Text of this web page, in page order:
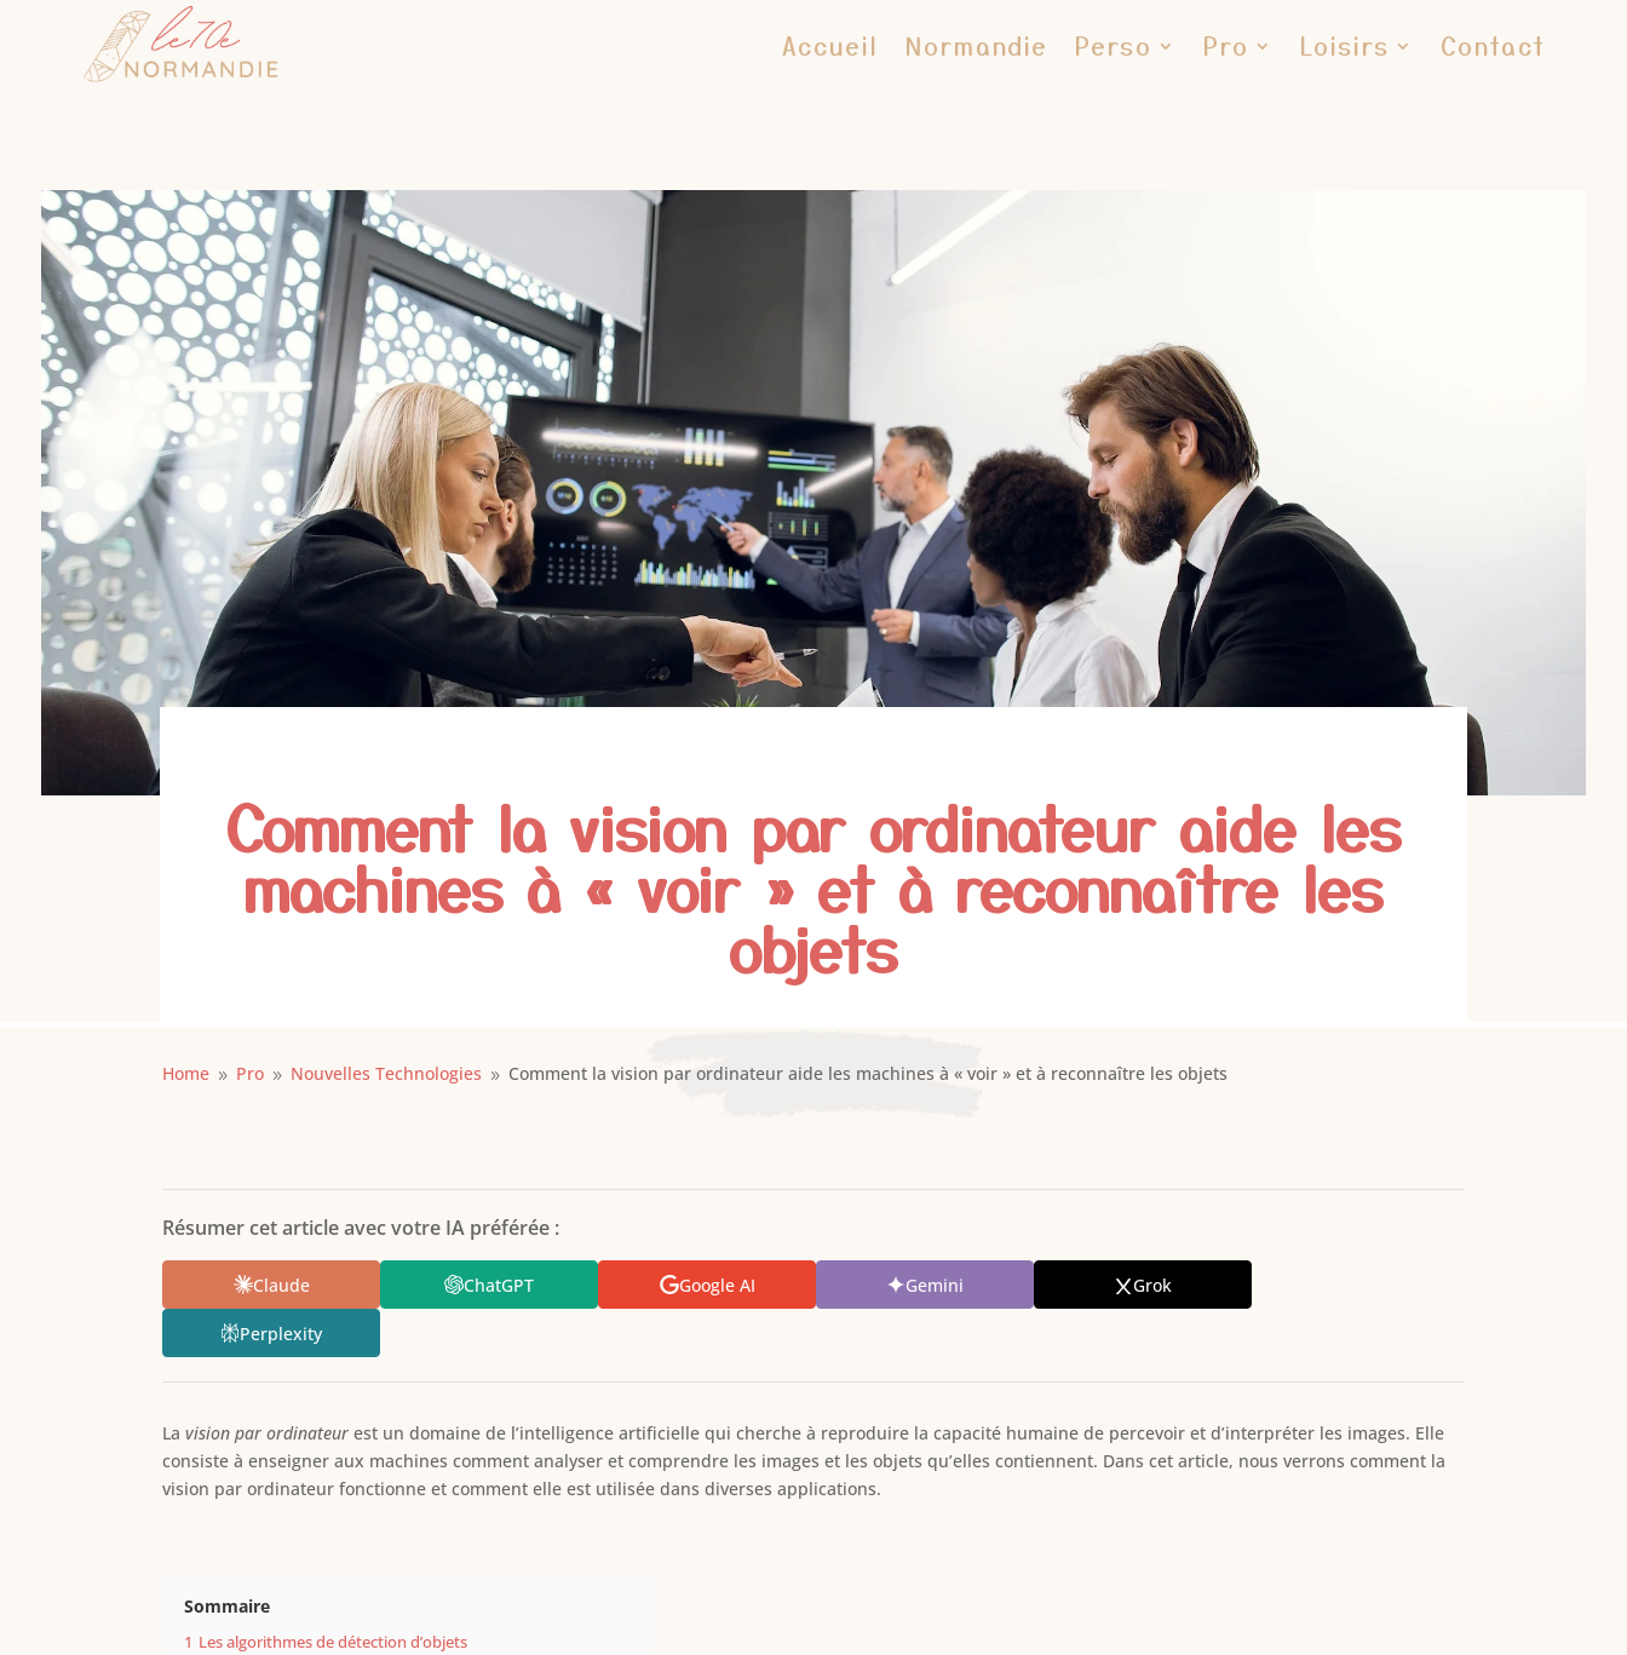
Accueil Normandie Perso Pro Loisirs Contact
Comment la vision par ordinateur aide les
machines à « voir » et à reconnaître les
objets
Home 9 Pro 9 Nouvelles Technologies 9 Comment la vision par ordinateur aide les machines à « voir » et à reconnaître les objets
Résumer cet article avec votre IA préférée :
Claude ChatGPT Google AI Gemini Grok
Perplexity
Lavision par ordinateur est un domaine de l’intelligence artificielle qui cherche à reproduire la capacité humaine de percevoir et d’interpréter les images. Elle
consiste à enseigner aux machines comment analyser et comprendre les images et les objets qu’elles contiennent. Dans cet article, nous verrons comment la
vision par ordinateur fonctionne et comment elle est utilisée dans diverses applications.
Sommaire
1 Les algorithmes de détection d’objets